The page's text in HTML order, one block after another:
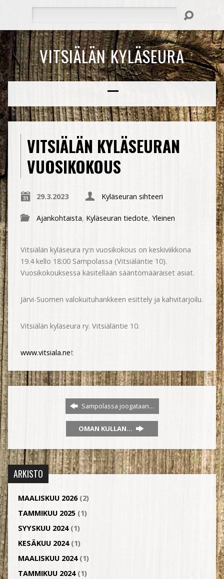
VITSIÄLÄN KYLÄSEURA
VITSIÄLÄN KYLÄSEURAN
VUOSIKOKOUS
29.3.2023 Kyläseuran sihteeri
Ajankohtaista, Kyläseuran tiedote, Yleinen
Vitsiälän kyläseura ry:n vuosikokous on keskiviikkona
19.4 kello 18:00 Sampolassa (Vitsiäläntie 10).
Vuosikokouksessa käsitellään sääntömääräiset asiat.
Järvi-Suomen valokuituhankkeen esittely ja kahvitarjoilu.
Vitsiälän kyläseura ry. Vitsiäläntie 10.
www.vitsiala.net
Sampolassa joogataan…
OMAN KULLAN…
ARKISTO
MAALISKUU 2026(2)
TAMMIKUU 2025(1)
SYYSKUU 2024(1)
KESÄKUU 2024(1)
MAALISKUU 2024(1)
TAMMIKUU 2024(1)